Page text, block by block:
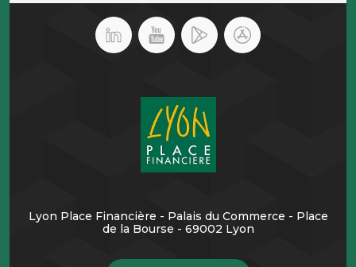
Lyon Place Financière - Palais du Commerce - Place
de la Bourse - 69002 Lyon